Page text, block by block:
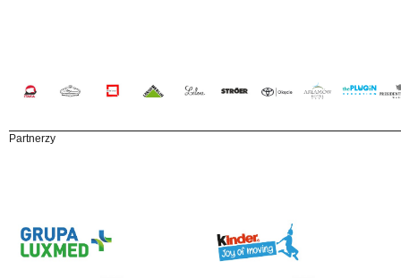
Partnerzy